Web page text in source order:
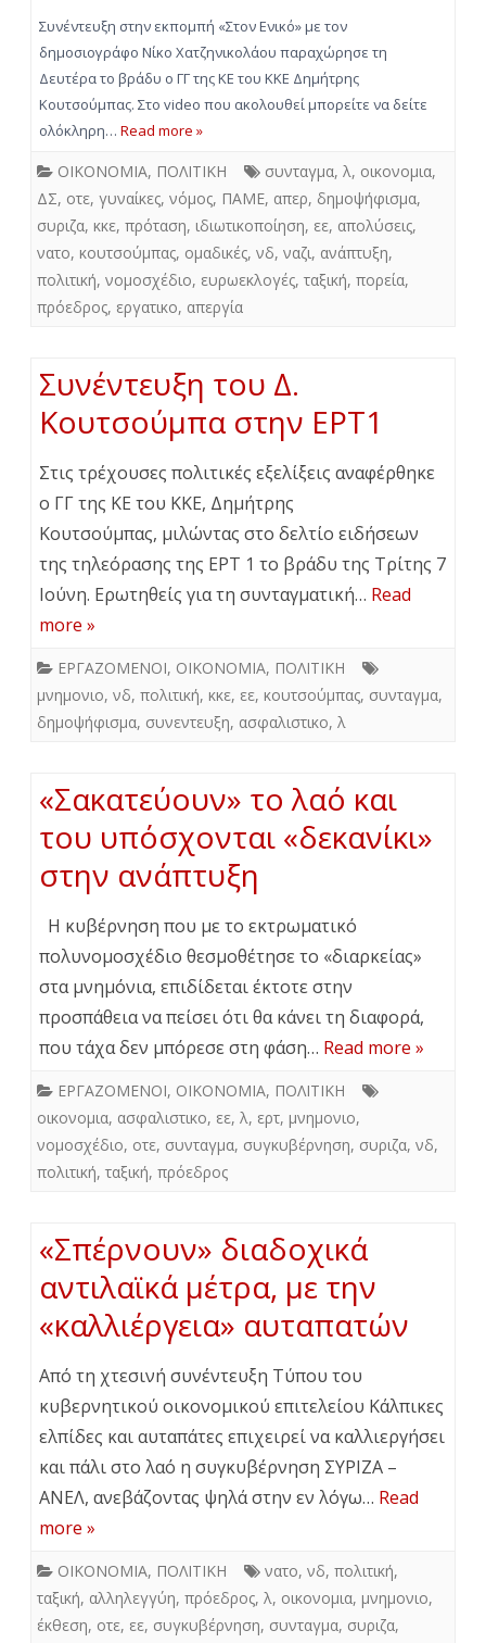
Συνέντευξη στην εκπομπή «Στον Ενικό» με τον
δημοσιογράφο Νίκο Χατζηνικολάου παραχώρησε τη
Δευτέρα το βράδυ ο ΓΓ της ΚΕ του ΚΚΕ Δημήτρης
Κουτσούμπας. Στο video που ακολουθεί μπορείτε να δείτε
ολόκληρη… Read more »
ΟΙΚΟΝΟΜΙΑ, ΠΟΛΙΤΙΚΗ συνταγμα, λ, οικονομια,
ΔΣ, οτε, γυναίκες, νόμος, ΠΑΜΕ, απερ, δημοψήφισμα,
συριζα, κκε, πρόταση, ιδιωτικοποίηση, εε, απολύσεις,
νατο, κουτσούμπας, ομαδικές, νδ, ναζι, ανάπτυξη,
πολιτική, νομοσχέδιο, ευρωεκλογές, ταξική, πορεία,
πρόεδρος, εργατικο, απεργία
Συνέντευξη του Δ.
Κουτσούμπα στην ΕΡΤ1
Στις τρέχουσες πολιτικές εξελίξεις αναφέρθηκε
ο ΓΓ της ΚΕ του ΚΚΕ, Δημήτρης
Κουτσούμπας, μιλώντας στο δελτίο ειδήσεων
της τηλεόρασης της ΕΡΤ 1 το βράδυ της Τρίτης 7
Ιούνη. Ερωτηθείς για τη συνταγματική… Read
more »
ΕΡΓΑΖΟΜΕΝΟΙ, ΟΙΚΟΝΟΜΙΑ, ΠΟΛΙΤΙΚΗ
μνημονιο, νδ, πολιτική, κκε, εε, κουτσούμπας, συνταγμα,
δημοψήφισμα, συνεντευξη, ασφαλιστικο, λ
«Σακατεύουν» το λαό και
του υπόσχονται «δεκανίκι»
στην ανάπτυξη
Η κυβέρνηση που με το εκτρωματικό
πολυνομοσχέδιο θεσμοθέτησε το «διαρκείας»
στα μνημόνια, επιδίδεται έκτοτε στην
προσπάθεια να πείσει ότι θα κάνει τη διαφορά,
που τάχα δεν μπόρεσε στη φάση… Read more »
ΕΡΓΑΖΟΜΕΝΟΙ, ΟΙΚΟΝΟΜΙΑ, ΠΟΛΙΤΙΚΗ
οικονομια, ασφαλιστικο, εε, λ, ερτ, μνημονιο,
νομοσχέδιο, οτε, συνταγμα, συγκυβέρνηση, συριζα, νδ,
πολιτική, ταξική, πρόεδρος
«Σπέρνουν» διαδοχικά
αντιλαϊκά μέτρα, με την
«καλλιέργεια» αυταπατών
Από τη χτεσινή συνέντευξη Τύπου του
κυβερνητικού οικονομικού επιτελείου Κάλπικες
ελπίδες και αυταπάτες επιχειρεί να καλλιεργήσει
και πάλι στο λαό η συγκυβέρνηση ΣΥΡΙΖΑ –
ΑΝΕΛ, ανεβάζοντας ψηλά στην εν λόγω… Read
more »
ΟΙΚΟΝΟΜΙΑ, ΠΟΛΙΤΙΚΗ νατο, νδ, πολιτική,
ταξική, αλληλεγγύη, πρόεδρος, λ, οικονομια, μνημονιο,
έκθεση, οτε, εε, συγκυβέρνηση, συνταγμα, συριζα,